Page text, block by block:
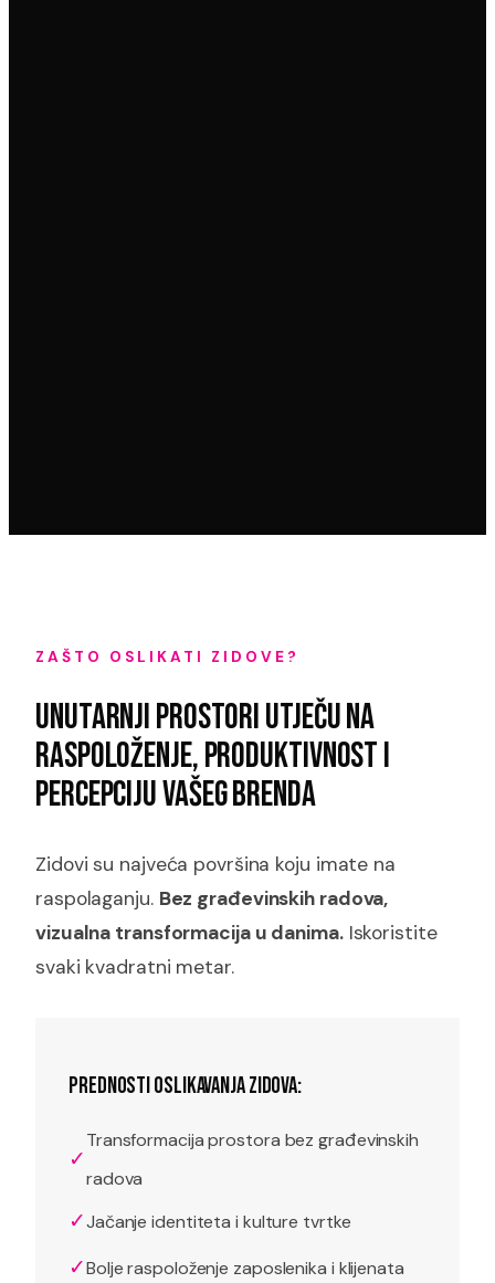
ZAŠTO OSLIKATI ZIDOVE?
UNUTARNJI PROSTORI UTJEČU NA
RASPOLOŽENJE, PRODUKTIVNOST I
PERCEPCIJU VAŠEG BRENDA
Zidovi su najveća površina koju imate na
raspolaganju. Bez građevinskih radova,
vizualna transformacija u danima.Iskoristite
svaki kvadratni metar.
PREDNOSTI OSLIKAVANJA ZIDOVA:
✓
Transformacija prostora bez građevinskih
radova
✓Jačanje identiteta i kulture tvrtke
✓Bolje raspoloženje zaposlenika i klijenata